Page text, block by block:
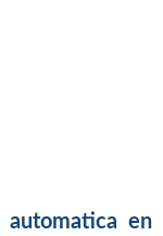
automatica en